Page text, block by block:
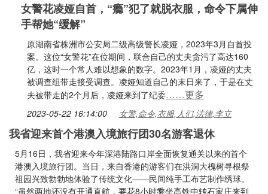
女警花凌娅自首，“瘾”犯了就脱衣服，命令下属伸
手帮她“缓解”
原湖南省株洲市公安局二级高级警长凌娅，2023年3月自首投
案。这位“女警花”在位期间，联合自己的丈夫贪污了高达160
亿，这时一个常人难以想象的数字。2023年1月，凌娅的丈夫
被调查组带走接受调查。凌娅知道自己的末日来了，于是在丈
夫被带走的2个月后，凌娅来到了纪委……更多
2023-05-22 16:14:00 女警,命令,衣服,人们,法律,李立
我省迎来首个港澳入境旅行团30名游客退休
5月16日，我省迎来今年深港陆路口岸全面恢复通关以来的首个
港澳入境旅行团。当日，来自香港的游客们在洪洞大槐树寻根祭
祖园兴致勃勃地体验了传统文化——民间纯手工布艺制作绣球。
“虽然两地还没有开通直航，要花8小时乘坐高铁中转石家庄来到